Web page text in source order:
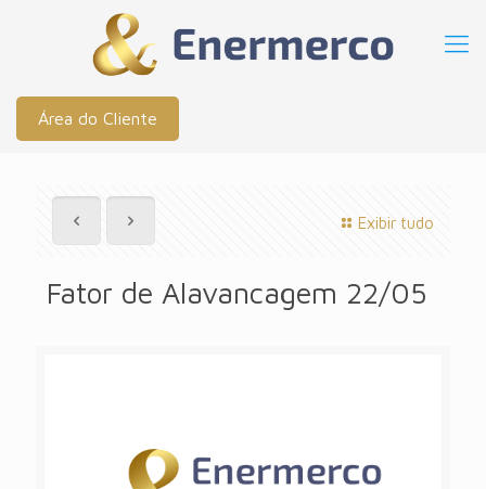
Área do Cliente
Exibir tudo
Fator de Alavancagem 22/05